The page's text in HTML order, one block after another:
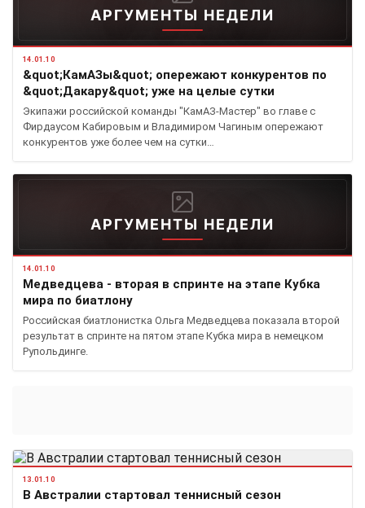
АРГУМЕНТЫ НЕДЕЛИ
14.01.10
&quot;КамАЗы&quot; опережают конкурентов по
&quot;Дакару&quot; уже на целые сутки
Экипажи российской команды "КамАЗ-Мастер" во главе с
Фирдаусом Кабировым и Владимиром Чагиным опережают
конкурентов уже более чем на сутки…
АРГУМЕНТЫ НЕДЕЛИ
14.01.10
Медведцева - вторая в спринте на этапе Кубка
мира по биатлону
Российская биатлонистка Ольга Медведцева показала второй
результат в спринте на пятом этапе Кубка мира в немецком
Рупольдинге.
13.01.10
В Австралии стартовал теннисный сезон